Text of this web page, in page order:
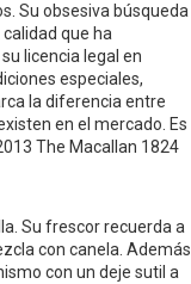
Su obsesiva búsqueda
que ha
licencia legal en
especiales,
la diferencia entre
en el mercado. Es
The Macallan 1824
Su frescor recuerda a
con canela. Además
con un deje sutil a